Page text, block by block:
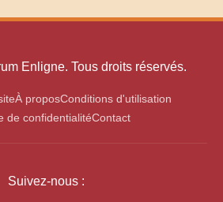
Enligne. Tous droits réservés.
À proposConditions d'utilisation
de confidentialitéContact
Suivez-nous :